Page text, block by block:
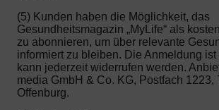
(5) Kunden haben die Möglichkeit, das
Gesundheitsmagazin „MyLife“ als
zu abonnieren, um über relevante
informiert zu bleiben. Die Anmeldung
kann jederzeit widerrufen werden.
media GmbH & Co. KG, Postfach 1223,
Offenburg.